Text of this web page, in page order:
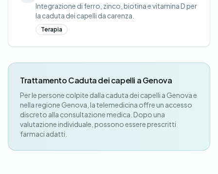
Integrazione di ferro, zinco, biotina e vitamina D per
la caduta dei capelli da carenza.
Terapia
Trattamento Caduta dei capelli a Genova
Per le persone colpite dalla caduta dei capelli a Genova e
nella regione Genova, la telemedicina offre un accesso
discreto alla consultazione medica. Dopo una
valutazione individuale, possono essere prescritti
farmaci adatti.